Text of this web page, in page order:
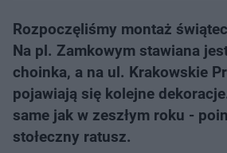
Rozpoczęliśmy montaż
Na pl. Zamkowym stawiana
choinka, a na ul. Krakowskie
pojawiają się kolejne
same jak w zeszłym roku -
stołeczny ratusz.